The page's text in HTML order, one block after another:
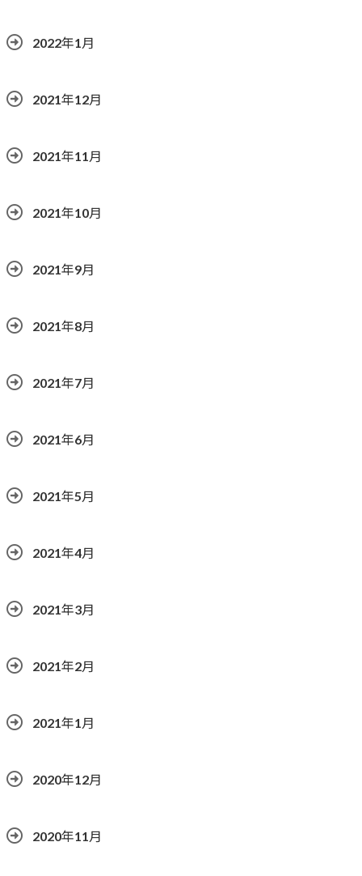
2022年1月
2021年12月
2021年11月
2021年10月
2021年9月
2021年8月
2021年7月
2021年6月
2021年5月
2021年4月
2021年3月
2021年2月
2021年1月
2020年12月
2020年11月